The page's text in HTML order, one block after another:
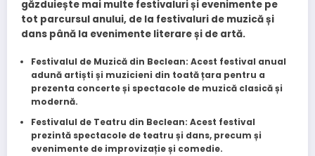
găzduiește mai multe festivaluri și evenimente pe
tot parcursul anului, de la festivaluri de muzică și
dans până la evenimente literare și de artă.
Festivalul de Muzică din Beclean: Acest festival anual
adună artiști și muzicieni din toată țara pentru a
prezenta concerte și spectacole de muzică clasică și
modernă.
Festivalul de Teatru din Beclean: Acest festival
prezintă spectacole de teatru și dans, precum și
evenimente de improvizație și comedie.